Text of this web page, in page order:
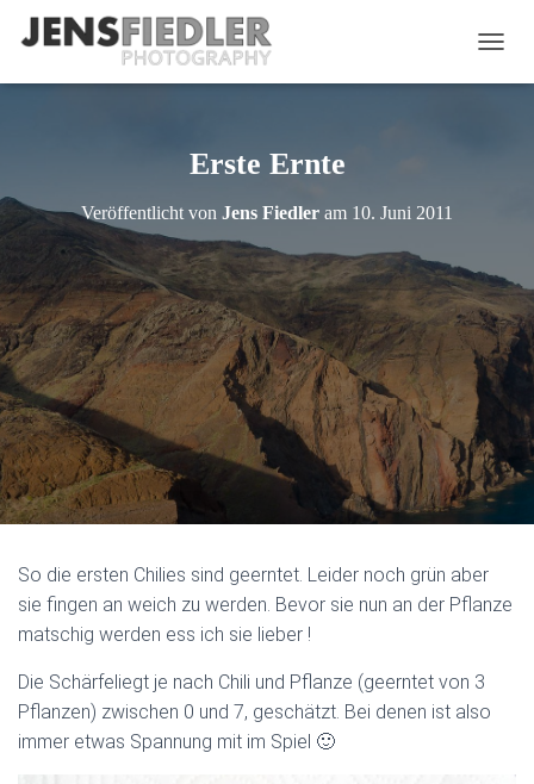
A
U
M
S
C
H
A
T
E
N
Erste Ernte
Veröffentlicht von Jens Fiedler am 10. Juni 2011
So die ersten Chilies sind geerntet. Leider noch grün aber
sie fingen an weich zu werden. Bevor sie nun an der Pflanze
matschig werden ess ich sie lieber !
Die Schärfeliegt je nach Chili und Pflanze (geerntet von 3
Pflanzen) zwischen 0 und 7, geschätzt. Bei denen ist also
immer etwas Spannung mit im Spiel 🙂